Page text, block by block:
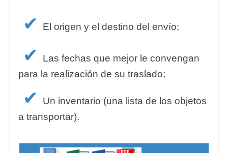
✔ El origen y el destino del envío;
✔
Las fechas que mejor le convengan
para la realización de su traslado;
✔
Un inventario (una lista de los objetos
a transportar).